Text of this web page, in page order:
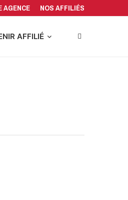
AGENCE NOS AFFILIÉS
AFFILIÉ